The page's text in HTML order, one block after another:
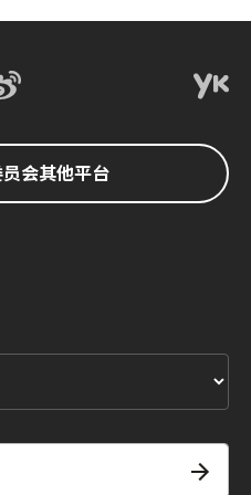
会其他平台